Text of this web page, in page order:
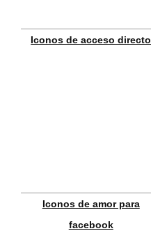
Iconos de acceso directo
Iconos de amor para
facebook